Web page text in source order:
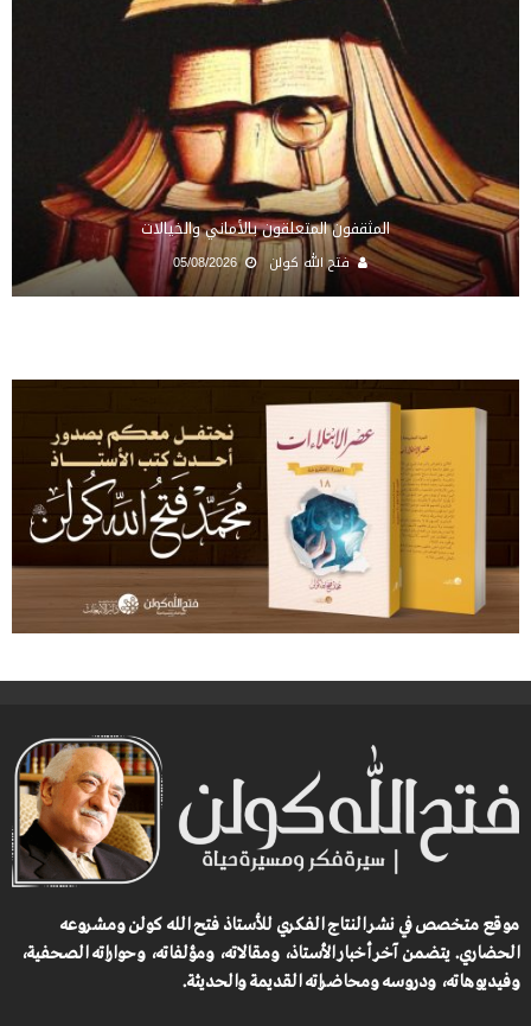
المثقفون المتعلقون بالأماني والخيالات
فتح الله كولن 05/08/2026
موقع متخصص في نشر النتاج الفكري للأستاذ فتح الله كولن ومشروعه
الحضاري. يتضمن آخر أخبار الأستاذ، ومقالاته، ومؤلفاته، وحواراته الصحفية،
وفيديوهاته، ودروسه ومحاضراته القديمة والحديثة.